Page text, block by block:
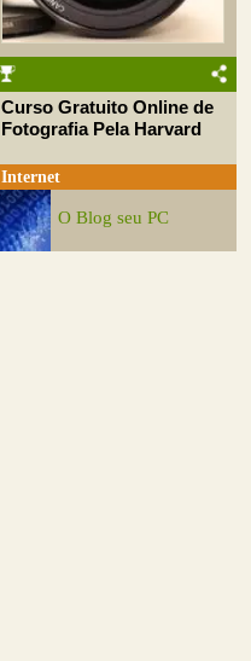
Curso Gratuito Online de
Fotografia Pela Harvard
Internet
O Blog seu PC